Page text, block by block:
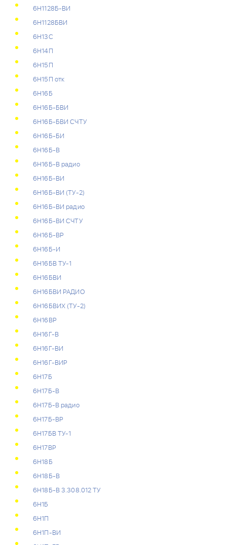
6Н1128Б-ВИ
6Н1128БВИ
6Н13С
6Н14П
6Н15П
6Н15П отк
6Н16Б
6Н16Б-БВИ
6Н16Б-БВИ СЧТУ
6Н16Б-БИ
6Н16Б-В
6Н16Б-В радио
6Н16Б-ВИ
6Н16Б-ВИ (ТУ-2)
6Н16Б-ВИ радио
6Н16Б-ВИ СЧТУ
6Н16Б-ВР
6Н16Б-И
6Н16БВ ТУ-1
6Н16БВИ
6Н16БВИ РАДИО
6Н16БВИХ (ТУ-2)
6Н16ВР
6Н16Г-В
6Н16Г-ВИ
6Н16Г-ВИР
6Н17Б
6Н17Б-В
6Н17Б-В радио
6Н17Б-ВР
6Н17БВ ТУ-1
6Н17ВР
6Н18Б
6Н18Б-В
6Н18Б-В 3.308.012 ТУ
6Н1Б
6Н1П
6Н1П-ВИ